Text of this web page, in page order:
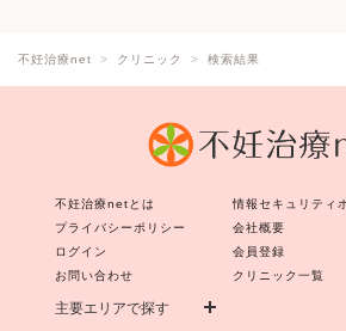
不妊治療net クリニック 検索結果
不妊治療netとは
情報セキュリティ
プライバシーポリシー
会社概要
ログイン
会員登録
お問い合わせ
クリニック一覧
主要エリアで探す